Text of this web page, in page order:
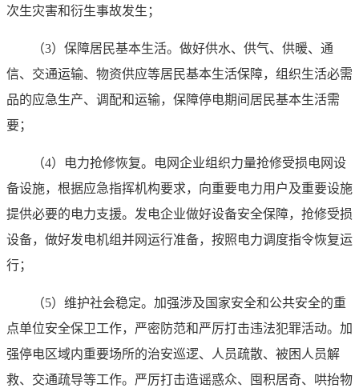
次生灾害和衍生事故发生；
（3）保障居民基本生活。做好供水、供气、供暖、通
信、交通运输、物资供应等居民基本生活保障，组织生活必需
品的应急生产、调配和运输，保障停电期间居民基本生活需
要；
（4）电力抢修恢复。电网企业组织力量抢修受损电网设
备设施，根据应急指挥机构要求，向重要电力用户及重要设施
提供必要的电力支援。发电企业做好设备安全保障，抢修受损
设备，做好发电机组并网运行准备，按照电力调度指令恢复运
行；
（5）维护社会稳定。加强涉及国家安全和公共安全的重
点单位安全保卫工作，严密防范和严厉打击违法犯罪活动。加
强停电区域内重要场所的治安巡逻、人员疏散、被困人员解
救、交通疏导等工作。严厉打击造谣惑众、囤积居奇、哄抬物